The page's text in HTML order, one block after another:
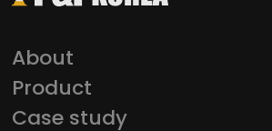
備考
About
Product
Case study